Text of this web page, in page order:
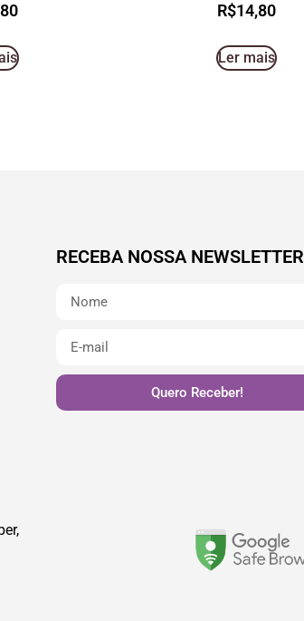
R$14,80
Ler mais
RECEBA NOSSA NEWSLETTER
Quero Receber!